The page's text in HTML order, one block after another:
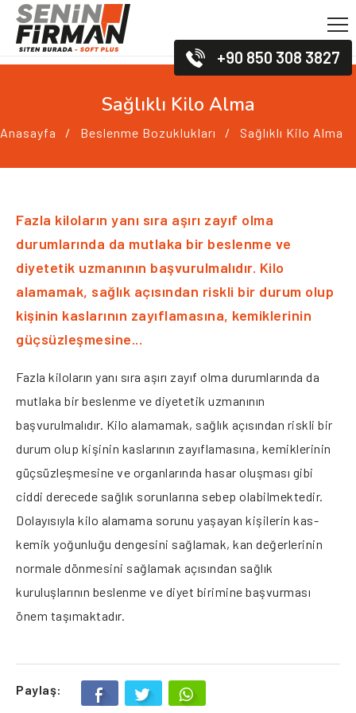
+90 850 308 3827
Sağlıklı Kilo Alma
Anasayfa Beslenme Bozuklukları Sağlıklı Kilo Alma
Fazla kiloların yanı sıra aşırı zayıf olma
durumlarında da mutlaka bir beslenme ve
diyetetik uzmanının başvurulmalıdır. Kilo
alamamak, sağlık açısından riskli bir durum olup
kişinin kaslarının zayıflamasına, kemiklerinin
güçsüzleşmesine...
Fazla kiloların yanı sıra aşırı zayıf olma durumlarında da
mutlaka bir beslenme ve diyetetik uzmanının
başvurulmalıdır. Kilo alamamak, sağlık açısından riskli bir
durum olup kişinin kaslarının zayıflamasına, kemiklerinin
güçsüzleşmesine ve organlarında hasar oluşması gibi
ciddi derecede sağlık sorunlarına sebep olabilmektedir.
Dolayısıyla kilo alamama sorunu yaşayan kişilerin kas-
kemik yoğunluğu dengesini sağlamak, kan değerlerinin
normale dönmesini sağlamak açısından sağlık
kuruluşlarının beslenme ve diyet birimine başvurması
önem taşımaktadır.
Paylaş: